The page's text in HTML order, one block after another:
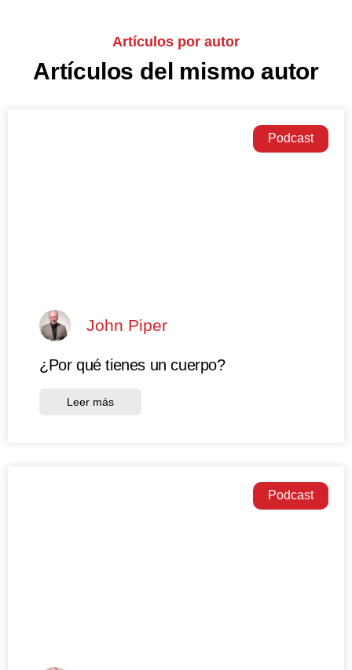
Artículos por autor
Artículos del mismo autor
Podcast
John Piper
¿Por qué tienes un cuerpo?
Leer más
Podcast